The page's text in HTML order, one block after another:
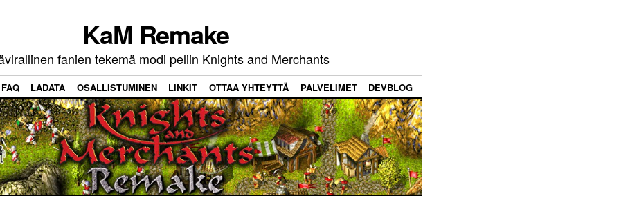
KaM Remake
fanien tekemä modi peliin Knights and Merchants
FAQ LADATA OSALLISTUMINEN LINKIT OTTAA YHTEYTTÄ PALVELIMET DEVBLOG